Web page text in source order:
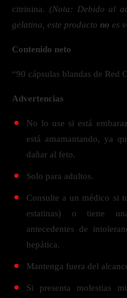
citrinina. (Nota: Debido al
gelatina, este producto no es
Contenido neto
“90 cápsulas blandas de Red
Advertencias
No lo use si está
está amamantando, ya
dañar al feto.
Solo para adultos.
Consulte a un médico si
estatinas) o tiene
antecedentes de
hepática.
Mantenga fuera del
Si presenta molestias